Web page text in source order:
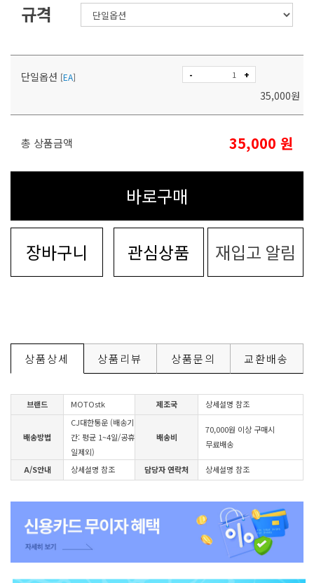
규격
단일옵션 [EA] - +
35,000원
총 상품금액 35,000 원
바로구매
장바구니 관심상품 재입고 알림
상품상세 상품리뷰 상품문의 교환배송
브랜드 MOTOstk 제조국 상세설명 참조
배송방법
CJ대한통운 (배송기
간: 평균 1~4일/공휴
일제외)
배송비
70,000원 이상 구매시
무료배송
A/S안내 상세설명 참조 담당자 연락처 상세설명 참조